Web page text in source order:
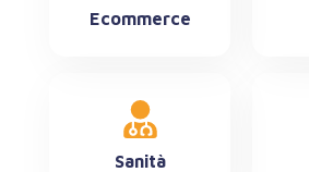
Ecommerce
Sanità